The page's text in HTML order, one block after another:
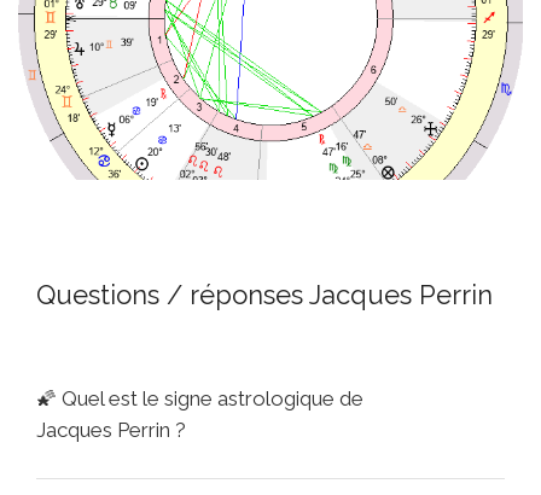
Questions / réponses Jacques Perrin
🌠 Quel est le signe astrologique de
Jacques Perrin ?